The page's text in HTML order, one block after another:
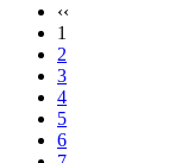
‹‹
1
2
3
4
5
6